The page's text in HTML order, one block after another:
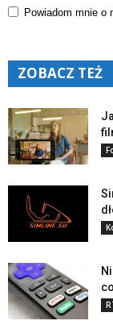
Powiadom mnie o
ZOBACZ TEŻ